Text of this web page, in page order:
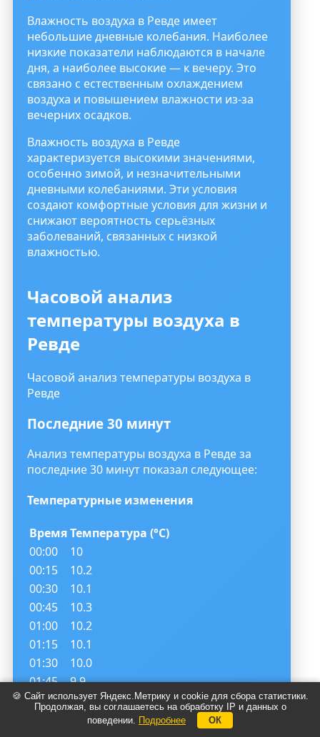
Влажность воздуха в Ревде имеет
небольшие дневные колебания. Наиболее
низкие показатели наблюдаются в начале
дня, а наиболее высокие — к вечеру. Это
связано с естественным охлаждением
воздуха и повышением влажности из-за
вечерних осадков.
Влажность воздуха в Ревде
характеризуется высокими значениями,
особенно зимой, и незначительными
дневными колебаниями. Эти условия
создают комфортные условия для жизни и
снижают вероятность серьёзных
заболеваний, связанных с низкой
влажностью.
Часовой анализ
температуры воздуха в
Ревде
Часовой анализ температуры воздуха в
Ревде
Последние 30 минут
Анализ температуры воздуха в Ревде за
последние 30 минут показал следующее:
Температурные изменения
ВремяТемпература (°C)
00:00
10
00:15
10.2
00:30
10.1
00:45
10.3
01:00
10.2
01:15
10.1
01:30
10.0
01:45
9.9
02:00
9.8
🍪 Сайт использует Яндекс.Метрику и cookie для сбора статистики.
Продолжая, вы соглашаетесь на обработку IP и данных о
поведении. Подробнее ОК